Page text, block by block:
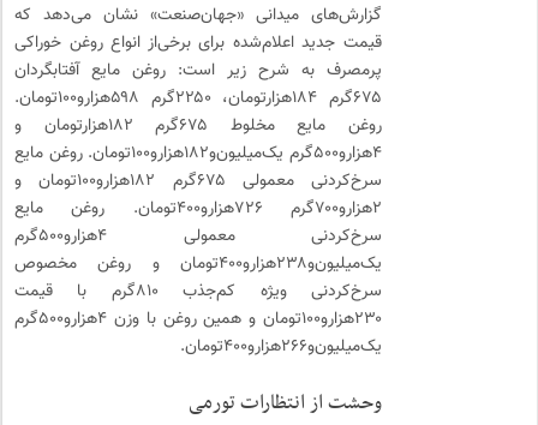
گزارش‌های میدانی «جهان‌صنعت» نشان می‌دهد که
قیمت جدید اعلام‌شده برای برخی‌از انواع روغن خوراکی
پرمصرف به شرح زیر است: روغن مایع آفتابگردان
۶۷۵گرم ۱۸۴‌هزارتومان، ۲۲۵۰گرم ۵۹۸‌هزارو۱۰۰تومان.
روغن مایع مخلوط ۶۷۵گرم ۱۸۲‌هزارتومان و
۴هزارو۵۰۰گرم یک‌میلیون‌و۱۸۲‌هزارو۱۰۰تومان. روغن مایع
سرخ‌کردنی معمولی ۶۷۵گرم ۱۸۲‌هزارو۱۰۰تومان و
۲هزارو۷۰۰گرم ۷۲۶‌هزارو۴۰۰تومان. روغن مایع
سرخ‌کردنی معمولی ۴هزارو۵۰۰گرم
یک‌میلیون‌و۲۳۸‌هزارو۴۰۰تومان و روغن مخصوص
سرخ‌کردنی ویژه کم‌جذب ۸۱۰گرم با قیمت
۲۳۰‌هزارو۱۰۰تومان و همین روغن با وزن ۴هزارو۵۰۰گرم
یک‌میلیون‌و۲۶۶‌هزارو۴۰۰تومان.
وحشت از انتظارات تورمی